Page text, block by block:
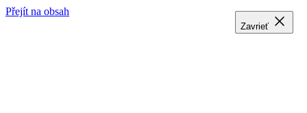
Přejít na obsah
Zavrieť
Zavrieť
Zavrieť